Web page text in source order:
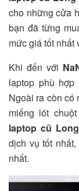
cho những cửa
bạn đã từng
mức giá tốt nhất
Khi đến với
laptop phù
Ngoài ra còn có
miếng lót
laptop cũ
dịch vụ tốt
nhất.